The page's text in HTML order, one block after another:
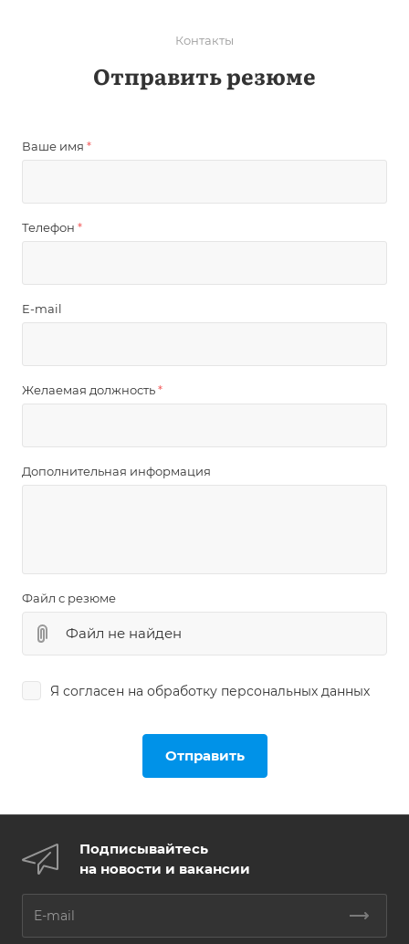
Контакты
Отправить резюме
Ваше имя *
Телефон *
E-mail
Желаемая должность*
Дополнительная информация
Файл с резюме
Файл не найден
Я согласен на обработку персональных данных
Подписывайтесь
на новости и вакансии